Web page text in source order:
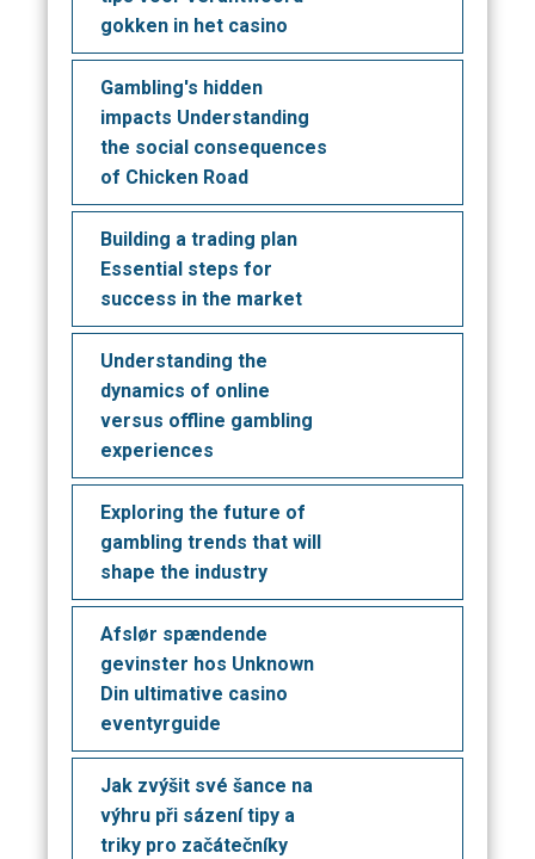
gokken in het casino
Gambling's hidden
impacts Understanding
the social consequences
of Chicken Road
Building a trading plan
Essential steps for
success in the market
Understanding the
dynamics of online
versus offline gambling
experiences
Exploring the future of
gambling trends that will
shape the industry
Afslør spændende
gevinster hos Unknown
Din ultimative casino
eventyrguide
Jak zvýšit své šance na
výhru při sázení tipy a
triky pro začátečníky